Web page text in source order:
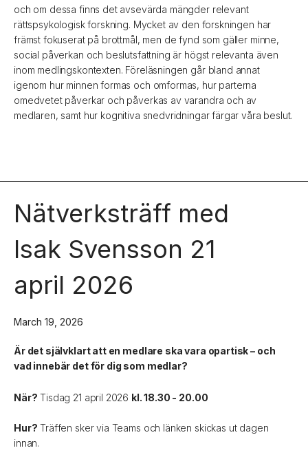
och om dessa finns det avsevärda mängder relevant
rättspsykologisk forskning. Mycket av den forskningen har
främst fokuserat på brottmål, men de fynd som gäller minne,
social påverkan och beslutsfattning är högst relevanta även
inom medlingskontexten. Föreläsningen går bland annat
igenom hur minnen formas och omformas, hur parterna
omedvetet påverkar och påverkas av varandra och av
medlaren, samt hur kognitiva snedvridningar färgar våra beslut.
Nätverksträff med
Isak Svensson 21
april 2026
March 19, 2026
Är det självklart att en medlare ska vara opartisk – och
vad innebär det för dig som medlar?
När? Tisdag 21 april 2026 kl. 18.30 - 20.00
Hur? Träffen sker via Teams och länken skickas ut dagen
innan.